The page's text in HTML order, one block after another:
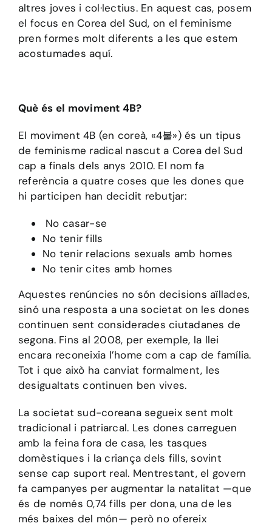
altres joves i col·lectius. En aquest cas, posem
el focus en Corea del Sud, on el feminisme
pren formes molt diferents a les que estem
acostumades aquí.
Què és el moviment 4B?
El moviment 4B (en coreà, «4불») és un tipus
de feminisme radical nascut a Corea del Sud
cap a finals dels anys 2010. El nom fa
referència a quatre coses que les dones que
hi participen han decidit rebutjar:
No casar-se
No tenir fills
No tenir relacions sexuals amb homes
No tenir cites amb homes
Aquestes renúncies no són decisions aïllades,
sinó una resposta a una societat on les dones
continuen sent considerades ciutadanes de
segona. Fins al 2008, per exemple, la llei
encara reconeixia l’home com a cap de família.
Tot i que això ha canviat formalment, les
desigualtats continuen ben vives.
La societat sud-coreana segueix sent molt
tradicional i patriarcal. Les dones carreguen
amb la feina fora de casa, les tasques
domèstiques i la criança dels fills, sovint
sense cap suport real. Mentrestant, el govern
fa campanyes per augmentar la natalitat —que
és de només 0,74 fills per dona, una de les
més baixes del món— però no ofereix